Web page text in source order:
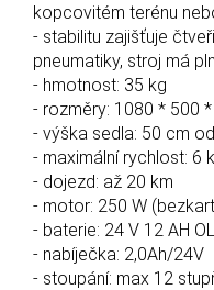
kopcovitém terénu
- stabilitu zajišťuje
pneumatiky, stroj má
- hmotnost: 35 kg
- rozměry: 1080 * 500
- výška sedla: 50 cm
- maximální rychlost: 6
- dojezd: až 20 km
- motor: 250 W
- baterie: 24 V 12 AH
- nabíječka: 2,0Ah/24V
- stoupání: max 12